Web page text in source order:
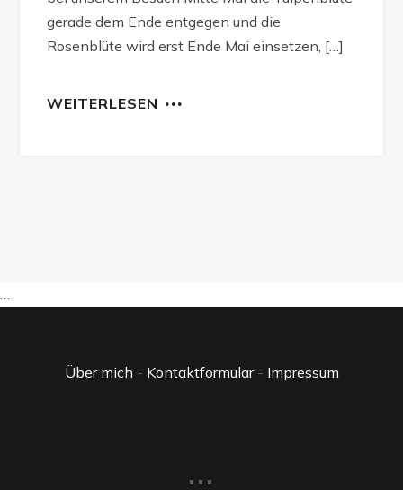
gerade dem Ende entgegen und die
Rosenblüte wird erst Ende Mai einsetzen, […]
WEITERLESEN
…
Über mich - Kontaktformular- Impressum
...